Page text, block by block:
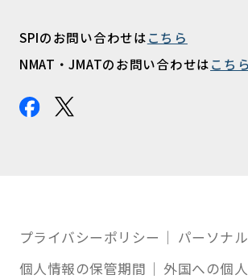
SPIのお問い合わせはこちら
NMAT・JMATのお問い合わせはこちら
プライバシーポリシー
パーソナ
個人情報の保管期間
外国への個